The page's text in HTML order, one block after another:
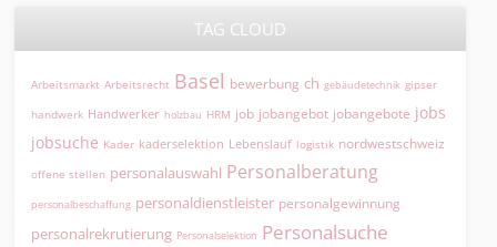
TAG CLOUD
Arbeitsmarkt Arbeitsrecht Basel bewerbung ch gebäudetechnik gipser
handwerk Handwerker holzbau HRM job jobangebot jobangebote jobs
jobsuche Kader kaderselektion Lebenslauf logistik nordwestschweiz
offene stellen personalauswahl Personalberatung
personalbeschaffung personaldienstleister personalgewinnung
personalrekrutierung Personalselektion Personalsuche